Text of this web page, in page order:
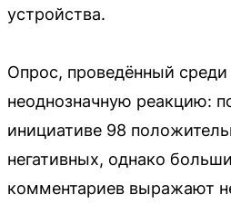
устройства.
Опрос, проведённый среди
неоднозначную реакцию:
инициативе 98
негативных, однако
комментариев выражают